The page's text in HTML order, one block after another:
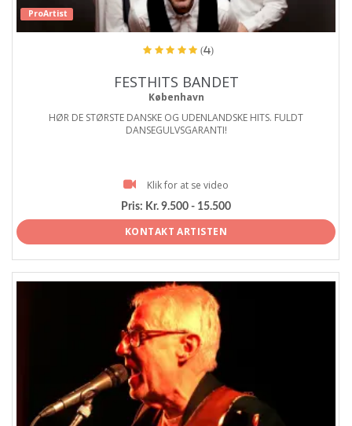
ProArtist
(4)
FESTHITS BANDET
København
HØR DE STØRSTE DANSKE OG UDENLANDSKE HITS. FULDT
DANSEGULVSGARANTI!
Klik for at se video
Pris: Kr. 9.500 - 15.500
KONTAKT ARTISTEN